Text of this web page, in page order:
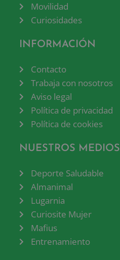
Movilidad
Curiosidades
INFORMACIÓN
Contacto
Trabaja con nosotros
Aviso legal
Política de privacidad
Política de cookies
NUESTROS MEDIOS
Deporte Saludable
Almanimal
Lugarnia
Curiosite Mujer
Mafius
Entrenamiento